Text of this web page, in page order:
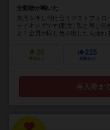
全動物が鳴いた
失点を押し付け合うマストフォロ
テイキングです(呪文) 親と同じ
よ！全員が同じ色を出したら流れ
26
興味あり
215
経験あり
再入荷ま